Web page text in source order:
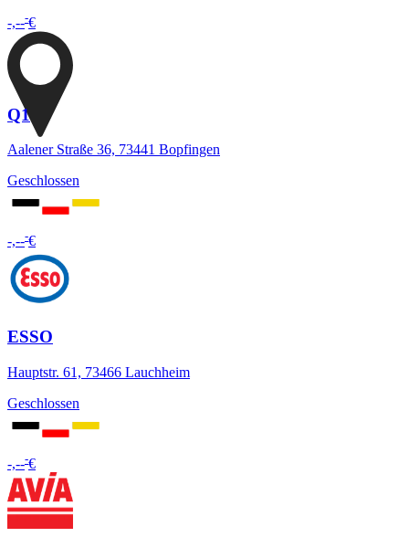
-,---€
Q1
Aalener Straße 36, 73441 Bopfingen
Geschlossen
-,---€
ESSO
Hauptstr. 61, 73466 Lauchheim
Geschlossen
-,---€